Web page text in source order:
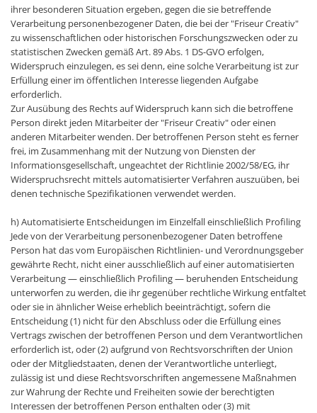
ihrer besonderen Situation ergeben, gegen die sie betreffende
Verarbeitung personenbezogener Daten, die bei der "Friseur Creativ"
zu wissenschaftlichen oder historischen Forschungszwecken oder zu
statistischen Zwecken gemäß Art. 89 Abs. 1 DS-GVO erfolgen,
Widerspruch einzulegen, es sei denn, eine solche Verarbeitung ist zur
Erfüllung einer im öffentlichen Interesse liegenden Aufgabe
erforderlich.
Zur Ausübung des Rechts auf Widerspruch kann sich die betroffene
Person direkt jeden Mitarbeiter der "Friseur Creativ" oder einen
anderen Mitarbeiter wenden. Der betroffenen Person steht es ferner
frei, im Zusammenhang mit der Nutzung von Diensten der
Informationsgesellschaft, ungeachtet der Richtlinie 2002/58/EG, ihr
Widerspruchsrecht mittels automatisierter Verfahren auszuüben, bei
denen technische Spezifikationen verwendet werden.
h) Automatisierte Entscheidungen im Einzelfall einschließlich Profiling
Jede von der Verarbeitung personenbezogener Daten betroffene
Person hat das vom Europäischen Richtlinien- und Verordnungsgeber
gewährte Recht, nicht einer ausschließlich auf einer automatisierten
Verarbeitung — einschließlich Profiling — beruhenden Entscheidung
unterworfen zu werden, die ihr gegenüber rechtliche Wirkung entfaltet
oder sie in ähnlicher Weise erheblich beeinträchtigt, sofern die
Entscheidung (1) nicht für den Abschluss oder die Erfüllung eines
Vertrags zwischen der betroffenen Person und dem Verantwortlichen
erforderlich ist, oder (2) aufgrund von Rechtsvorschriften der Union
oder der Mitgliedstaaten, denen der Verantwortliche unterliegt,
zulässig ist und diese Rechtsvorschriften angemessene Maßnahmen
zur Wahrung der Rechte und Freiheiten sowie der berechtigten
Interessen der betroffenen Person enthalten oder (3) mit